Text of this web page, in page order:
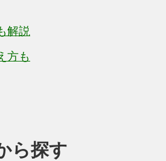
解説
方も
ら探す